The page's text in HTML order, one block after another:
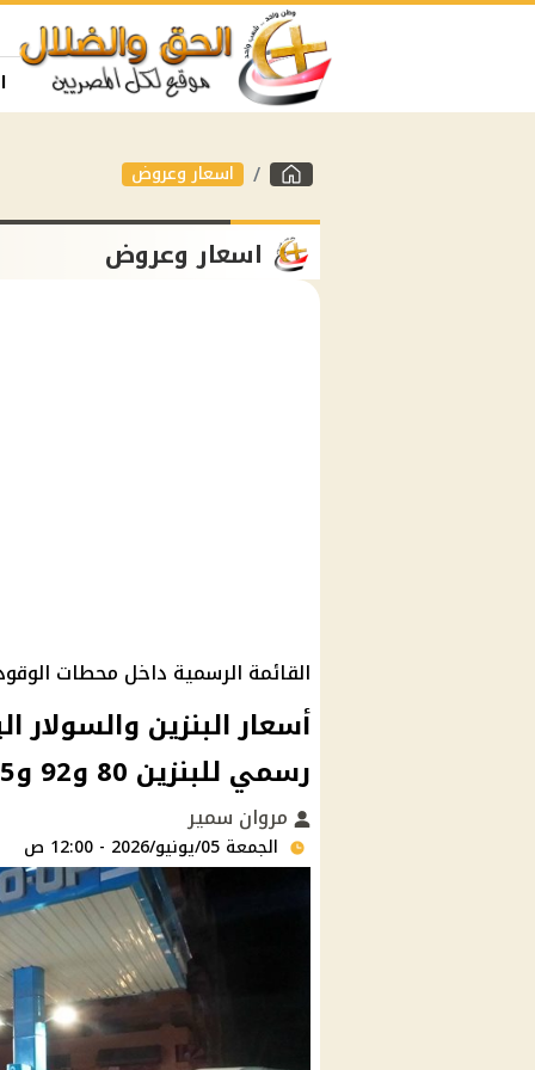
اسعار وعروض
اسعار وعروض
القائمة الرسمية داخل محطات
رسمي للبنزين 80 و92 و95 والسولار
مروان سمير
الجمعة 05/يونيو/2026 - 12:00 ص